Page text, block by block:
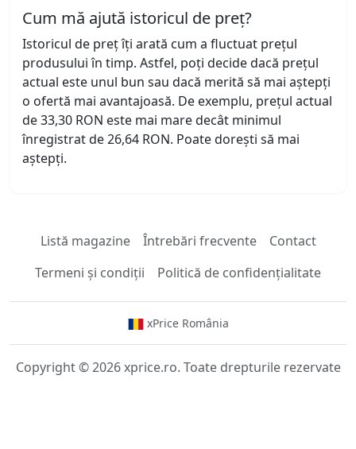
Cum mă ajută istoricul de preț?
Istoricul de preț îți arată cum a fluctuat prețul
produsului în timp. Astfel, poți decide dacă prețul
actual este unul bun sau dacă merită să mai aștepți
o ofertă mai avantajoasă. De exemplu, prețul actual
de 33,30 RON este mai mare decât minimul
înregistrat de 26,64 RON. Poate dorești să mai
aștepți.
Listă magazine Întrebări frecvente
Contact
Termeni și condiții
Politică de confidențialitate
xPrice România
Copyright © 2026 xprice.ro. Toate drepturile rezervate